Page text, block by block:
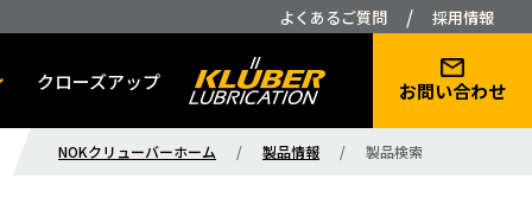
よくあるご質問 / 採用情報
クローズアップ お問い合わせ
NOKクリューバーホーム / 製品情報 / 製品検索